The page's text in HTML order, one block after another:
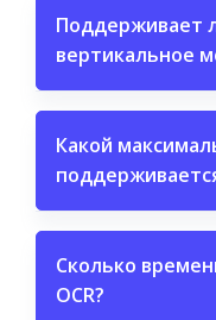
Поддерживает
вертикальное
Какой
Сколько
OCR?